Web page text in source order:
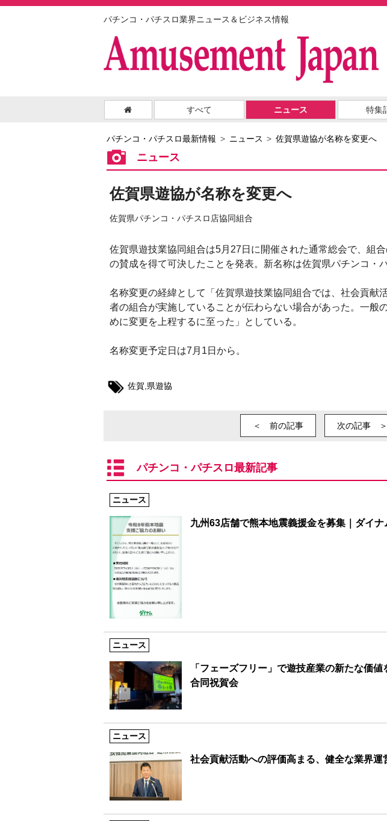
パチンコ・パチスロ業界ニュース＆ビジネス情報
すべて ニュース 特集
パチンコ・パチスロ最新情報 ニュース 佐賀県遊協が名称を変更へ
ニュース
佐賀県遊協が名称を変更へ
佐賀県パチンコ・パチスロ店協同組合
佐賀県遊技業協同組合は5月27日に開催された通常総会で、組
の賛成を得て可決したことを発表。新名称は佐賀県パチンコ・
名称変更の経緯として「佐賀県遊技業協同組合では、社会貢献
者の組合が実施していることが伝わらない場合があった。一般
めに変更を上程するに至った」としている。
名称変更予定日は7月1日から。
佐賀,県遊協
＜ 前の記事 次の記事 ＞
パチンコ・パチスロ最新記事
ニュース
九州63店舗で熊本地震義援金を募集｜ダイナ
ニュース
「フェーズフリー」で遊技産業の新たな価
合同祝賀会
ニュース
社会貢献活動への評価高まる、健全な業界